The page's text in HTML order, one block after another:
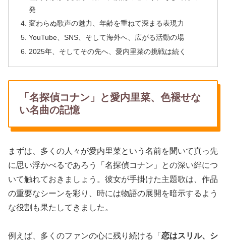
発
変わらぬ歌声の魅力、年齢を重ねて深まる表現力
YouTube、SNS、そして海外へ、広がる活動の場
2025年、そしてその先へ、愛内里菜の挑戦は続く
「名探偵コナン」と愛内里菜、色褪せな
い名曲の記憶
まずは、多くの人々が愛内里菜という名前を聞いて真っ先
に思い浮かべるであろう「名探偵コナン」との深い絆につ
いて触れておきましょう。彼女が手掛けた主題歌は、作品
の重要なシーンを彩り、時には物語の展開を暗示するよう
な役割も果たしてきました。
例えば、多くのファンの心に残り続ける「 恋はスリル、シ